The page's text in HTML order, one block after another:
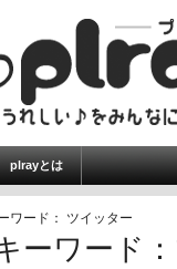
plrayとは
ワード： ツイッター
ーワード